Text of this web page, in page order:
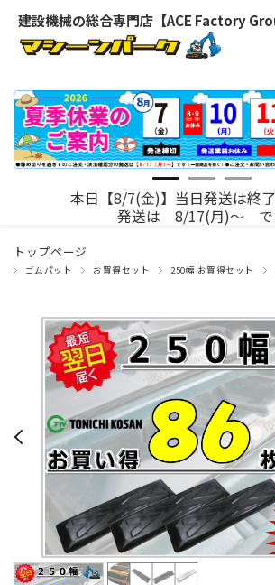
建設機械の総合専門店【ACE Factory
本日【8/7(金)】当日発送は終
発送は 8/17(月)～ で
トップページ
ゴムパット お買得セット 250幅 お買得セット